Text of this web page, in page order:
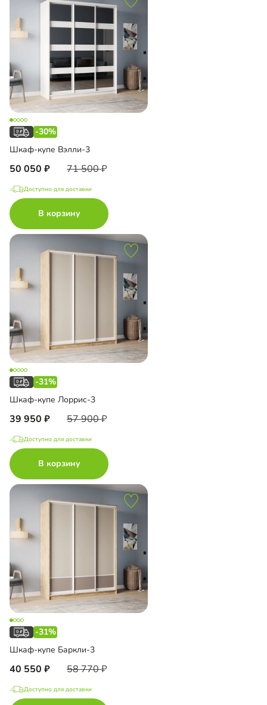
-30%
Шкаф-купе Вэлли-3
50 050 71 500
Доступно для доставки
В корзину
-31%
Шкаф-купе Лоррис-3
39 950 57 900
Доступно для доставки
В корзину
-31%
Шкаф-купе Баркли-3
40 550 58 770
Доступно для доставки